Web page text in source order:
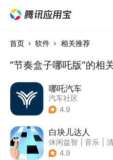
首页 软件 相关推荐
“节奏盒子哪吒版”的相
哪吒汽车
汽车社区
4.9
白块儿达人
休闲益智 音乐
| 多比特
4.9